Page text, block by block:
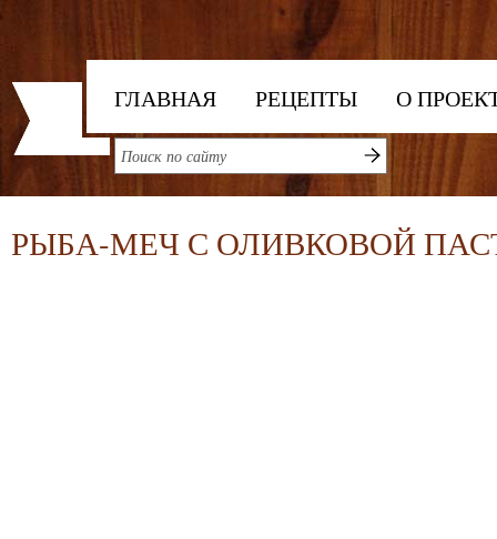
ГЛАВНАЯ РЕЦЕПТЫ О
РЫБА-МЕЧ С ОЛИВКОВОЙ